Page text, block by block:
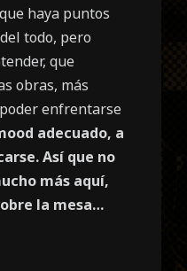
haya puntos
todo, pero
que
obras, más
enfrentarse
adecuado, a
Así que no
más aquí,
la mesa…